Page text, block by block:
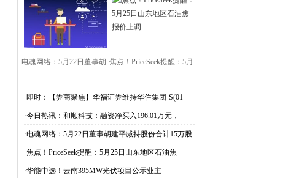
证券维持华住集团-
S(01179)“买入”评级 指其
受益酒店周期改善
电魂网络：5月22日董事胡 焦点！PriceSeek提醒：5月
上调
·即时：【券商聚焦】华福证券维持华住集团-S(01
·今日热讯：和顺科技：融资净买入196.01万元，
·电魂网络：5月22日董事胡建平减持股份合计15万股
·焦点！PriceSeek提醒：5月25日山东地区石油焦
·华能中选！云南395MW光伏项目公示业主